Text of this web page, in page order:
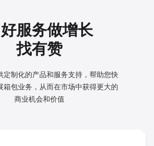
服务做增长
找有赞
定制化的产品和服务支持，帮助您快
箱包业务，从而在市场中获得更大的
商业机会和价值